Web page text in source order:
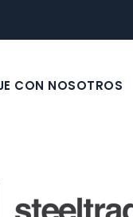
CON NOSOTROS